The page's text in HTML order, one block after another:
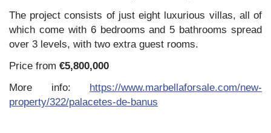
The project consists of just eight luxurious villas, all of
which come with 6 bedrooms and 5 bathrooms spread
over 3 levels, with two extra guest rooms.
Price from €5,800,000
More info: https://www.marbellaforsale.com/new-
property/322/palacetes-de-banus